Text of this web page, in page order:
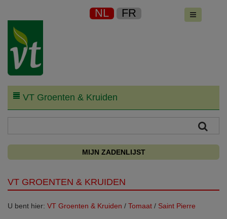
NL FR
VT Groenten & Kruiden
MIJN ZADENLIJST
VT GROENTEN & KRUIDEN
U bent hier: VT Groenten & Kruiden / Tomaat / Saint Pierre